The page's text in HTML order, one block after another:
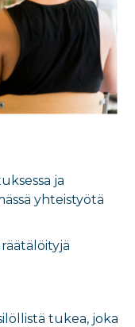
ja
yhteistyötä
tukea, joka